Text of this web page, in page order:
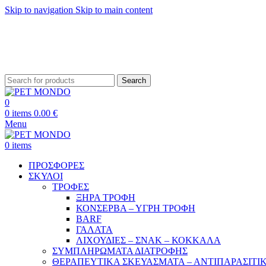
Skip to navigation Skip to main content
Search
0
0 items 0.00 €
Menu
0 items
ΠΡΟΣΦΟΡΕΣ
ΣΚΥΛΟΙ
ΤΡΟΦΕΣ
ΞΗΡΑ ΤΡΟΦΗ
ΚΟΝΣΕΡΒΑ – ΥΓΡΗ ΤΡΟΦΗ
BARF
ΓΑΛΑΤΑ
ΛΙΧΟΥΔΙΕΣ – ΣΝΑΚ – ΚΟΚΚΑΛΑ
ΣΥΜΠΛΗΡΩΜΑΤΑ ΔΙΑΤΡΟΦΗΣ
ΘΕΡΑΠΕΥΤΙΚΑ ΣΚΕΥΑΣΜΑΤΑ –